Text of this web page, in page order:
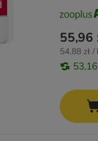
55,96
54,88 zł /
53,16